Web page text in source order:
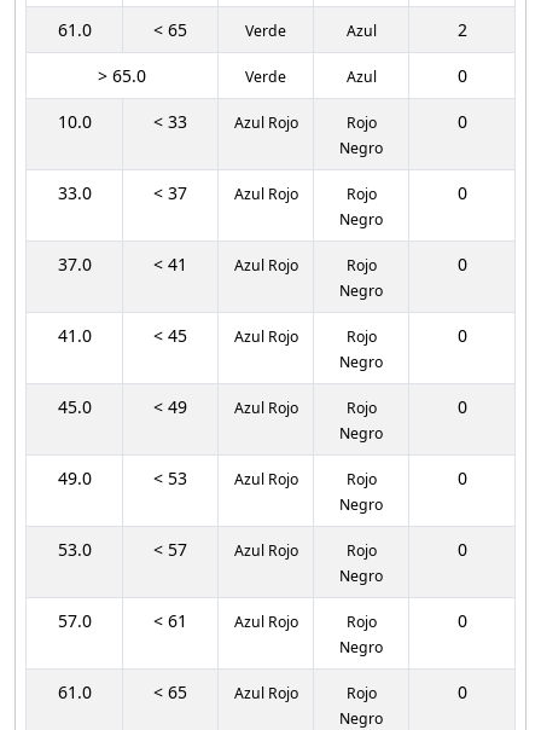
61.0
< 65 Verde Azul
2
> 65.0
Verde Azul
0
10.0
< 33 Azul Rojo
Rojo
Negro
0
33.0 < 37 Azul Rojo
Rojo
Negro
0
37.0 < 41 Azul Rojo
Rojo
Negro
0
41.0 < 45 Azul Rojo
Rojo
Negro
0
45.0 < 49 Azul Rojo
Rojo
Negro
0
49.0 < 53 Azul Rojo
Rojo
Negro
0
53.0 < 57 Azul Rojo
Rojo
Negro
0
57.0 < 61 Azul Rojo
Rojo
Negro
0
61.0 < 65 Azul Rojo
Rojo
Negro
0